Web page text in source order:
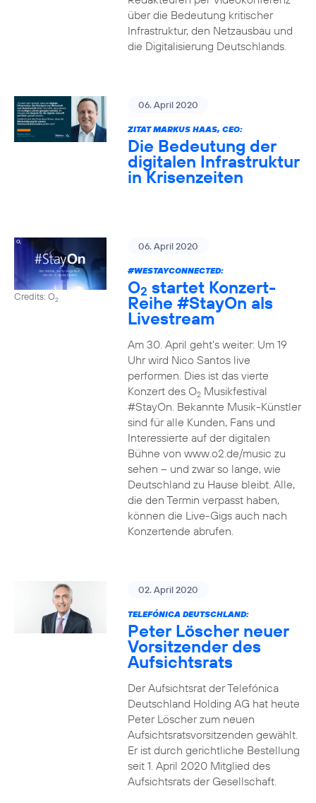
über die Bedeutung kritischer
Infrastruktur, den Netzausbau und
die Digitalisierung Deutschlands.
06. April 2020
ZITAT MARKUS HAAS, CEO:
Die Bedeutung der
digitalen Infrastruktur
in Krisenzeiten
Credits: O2
06. April 2020
#WESTAYCONNECTED:
O2 startet Konzert-
Reihe #StayOn als
Livestream
Am 30. April geht’s weiter: Um 19
Uhr wird Nico Santos live
performen. Dies ist das vierte
Konzert des O2Musikfestival
#StayOn. Bekannte Musik-Künstler
sind für alle Kunden, Fans und
Interessierte auf der digitalen
Bühne von www.o2.de/music zu
sehen – und zwar so lange, wie
Deutschland zu Hause bleibt. Alle,
die den Termin verpasst haben,
können die Live-Gigs auch nach
Konzertende abrufen.
02. April 2020
TELEFÓNICA DEUTSCHLAND:
Peter Löscher neuer
Vorsitzender des
Aufsichtsrats
Der Aufsichtsrat der Telefónica
Deutschland Holding AG hat heute
Peter Löscher zum neuen
Aufsichtsratsvorsitzenden gewählt.
Er ist durch gerichtliche Bestellung
seit 1. April 2020 Mitglied des
Aufsichtsrats der Gesellschaft.